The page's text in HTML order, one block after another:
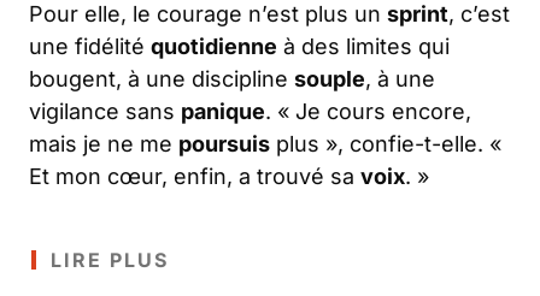
Pour elle, le courage n’est plus un sprint, c’est
une fidélité quotidienne à des limites qui
bougent, à une discipline souple, à une
vigilance sans panique. « Je cours encore,
mais je ne me poursuis plus », confie-t-elle. «
Et mon cœur, enfin, a trouvé sa voix. »
LIRE PLUS